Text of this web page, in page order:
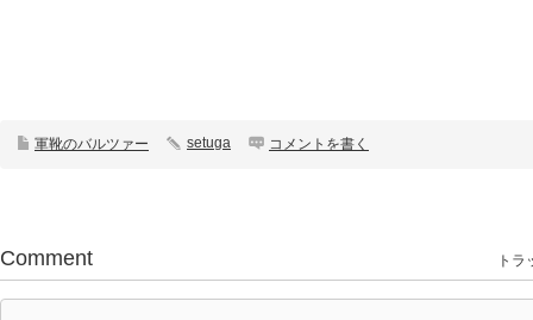
軍靴のバルツァー setuga コメントを書く
Comment トラ